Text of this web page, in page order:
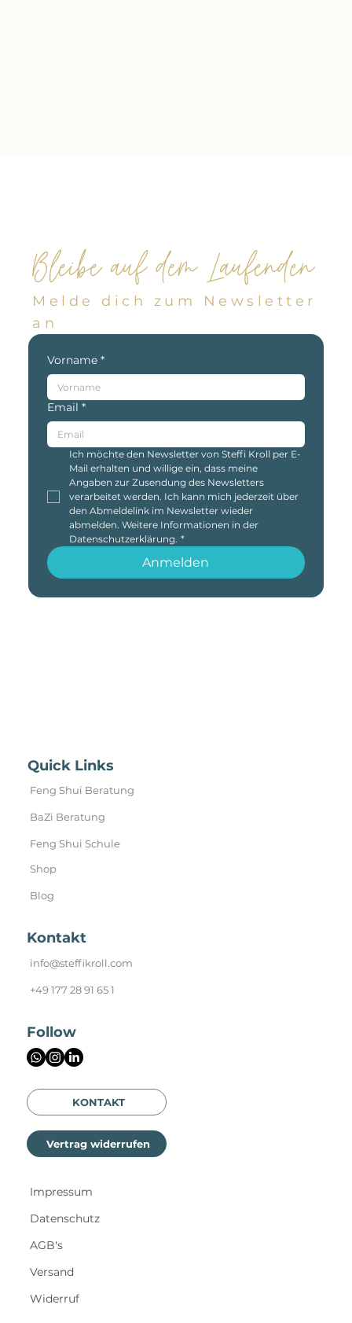
Bleibe auf dem Laufenden
Melde dich zum Newsletter
an
Vorname *
Email *
Ich möchte den Newsletter von Steffi Kroll per E-
Mail erhalten und willige ein, dass meine
Angaben zur Zusendung des Newsletters
verarbeitet werden. Ich kann mich jederzeit über
den Abmeldelink im Newsletter wieder
abmelden. Weitere Informationen in der
Datenschutzerklärung. *
Quick Links
Feng Shui Beratung
BaZi Beratung
Feng Shui Schule
Shop
Kontakt
info@steffikroll.com
Follow
KONTAKT
Impressum
Datenschutz
AGB's
Versand